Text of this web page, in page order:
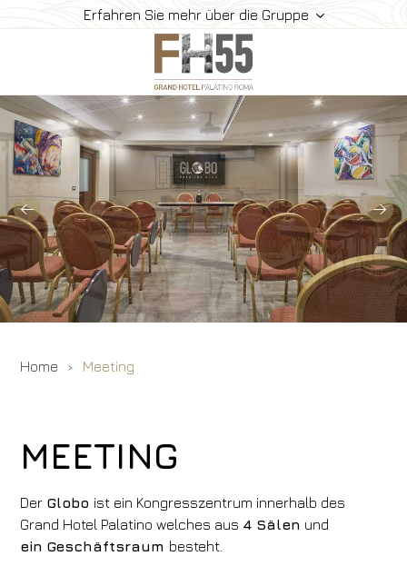
Erfahren Sie mehr über die Gruppe
Hotel
Zimmer
Suiten
Restaurant Und Bar
Meeting
Wo Finden Sie Uns
Home Meeting
MEETING
Der Globo ist ein Kongresszentrum innerhalb des
Grand Hotel Palatino welches aus 4 Sälen und
ein Geschäftsraum besteht.